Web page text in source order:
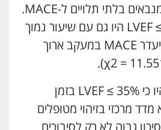
0.006) היו גורמים מנבאים בלתי תלויים ל-MACE.
מטופלים עם LVEF ≤ 35% היו גם עם שיעור נמוך
באופן מובהק של היעדר MACE במעקב ארוך
מסקנות החוקרים היו כי LVEF ≤ 35% בזמן
מרכזי בזיהוי מטופלים